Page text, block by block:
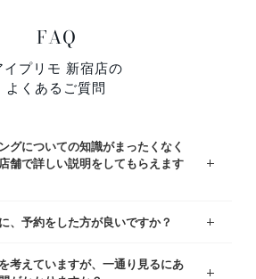
FAQ
イプリモ 新宿店の
よくあるご質問
グについての知識がまったくなく
舗で詳しい説明をしてもらえます
、予約をした方が良いですか？
考えていますが、一通り見るにあ